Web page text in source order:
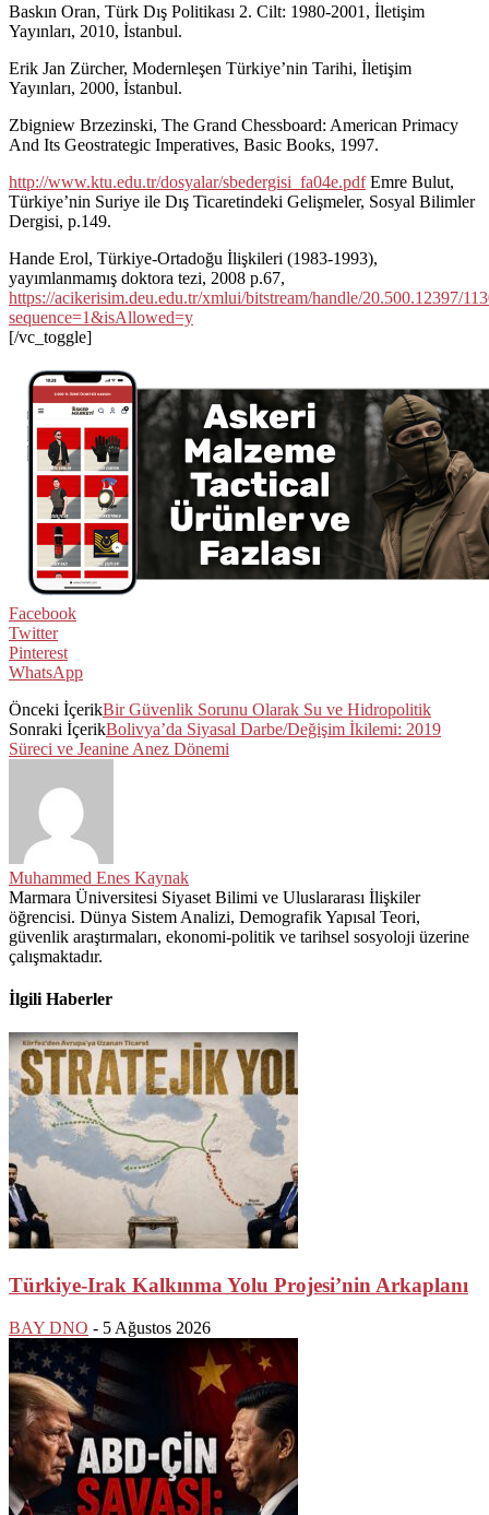
Baskın Oran, Türk Dış Politikası 2. Cilt: 1980-2001, İletişim
Yayınları, 2010, İstanbul.
Erik Jan Zürcher, Modernleşen Türkiye’nin Tarihi, İletişim
Yayınları, 2000, İstanbul.
Zbigniew Brzezinski, The Grand Chessboard: American Primacy
And Its Geostrategic Imperatives, Basic Books, 1997.
http://www.ktu.edu.tr/dosyalar/sbedergisi_fa04e.pdfEmre Bulut,
Türkiye’nin Suriye ile Dış Ticaretindeki Gelişmeler, Sosyal Bilimler
Dergisi, p.149.
Hande Erol, Türkiye-Ortadoğu İlişkileri (1983-1993),
yayımlanmamış doktora tezi, 2008 p.67,
https://acikerisim.deu.edu.tr/xmlui/bitstream/handle/20.500.12397/
sequence=1&isAllowed=y
[/vc_toggle]
Facebook
Twitter
Pinterest
WhatsApp
Önceki İçerikBir Güvenlik Sorunu Olarak Su ve Hidropolitik
Sonraki İçerikBolivya’da Siyasal Darbe/Değişim İkilemi: 2019
Süreci ve Jeanine Anez Dönemi
Muhammed Enes Kaynak
Marmara Üniversitesi Siyaset Bilimi ve Uluslararası İlişkiler
öğrencisi. Dünya Sistem Analizi, Demografik Yapısal Teori,
güvenlik araştırmaları, ekonomi-politik ve tarihsel sosyoloji üzerine
çalışmaktadır.
İlgili Haberler
Türkiye-Irak Kalkınma Yolu Projesi’nin Arkaplanı
BAY DNO - 5 Ağustos 2026